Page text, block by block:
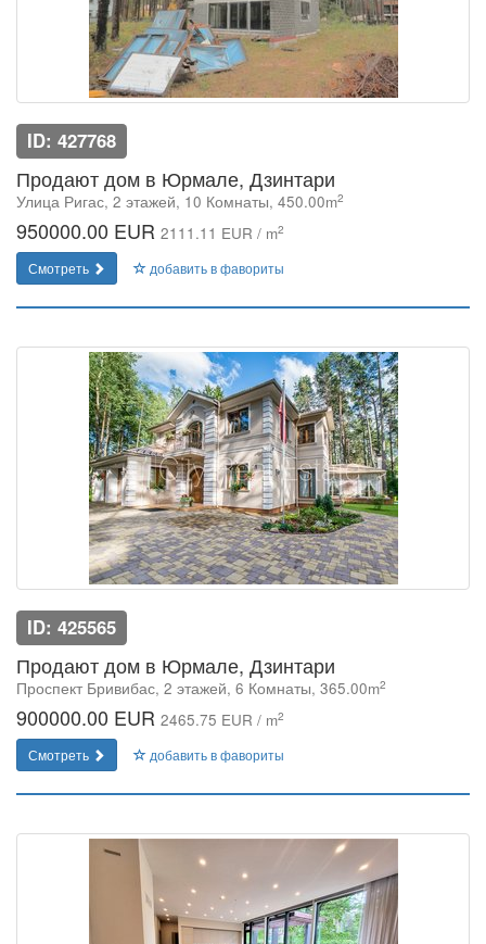
ID: 427768
Продают дом в Юрмале, Дзинтари
Улица Ригас, 2 этажей, 10 Комнаты, 450.00m2
950000.00 EUR 2111.11 EUR / m2
Смотреть добавить в фавориты
ID: 425565
Продают дом в Юрмале, Дзинтари
Проспект Бривибас, 2 этажей, 6 Комнаты, 365.00m2
900000.00 EUR 2465.75 EUR / m2
Смотреть добавить в фавориты